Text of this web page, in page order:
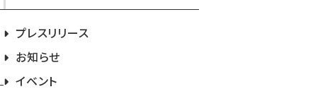
プレスリリース
お知らせ
イベント